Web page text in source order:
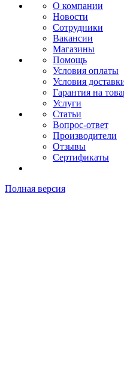
О компании
Новости
Сотрудники
Вакансии
Магазины
Помощь
Условия оплаты
Условия
Гарантия на
Услуги
Статьи
Вопрос-ответ
Производители
Отзывы
Сертификаты
Полная версия